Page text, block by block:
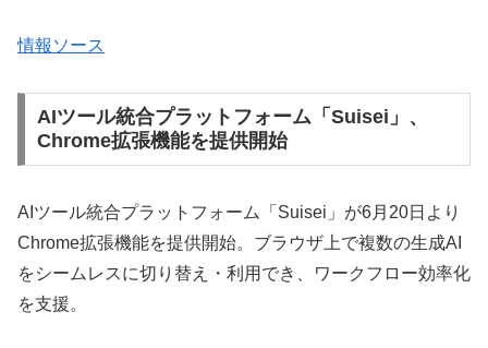
情報ソース
AIツール統合プラットフォーム「Suisei」、
Chrome拡張機能を提供開始
AIツール統合プラットフォーム「Suisei」が6月20日より
Chrome拡張機能を提供開始。ブラウザ上で複数の生成AI
をシームレスに切り替え・利用でき、ワークフロー効率化
を支援。